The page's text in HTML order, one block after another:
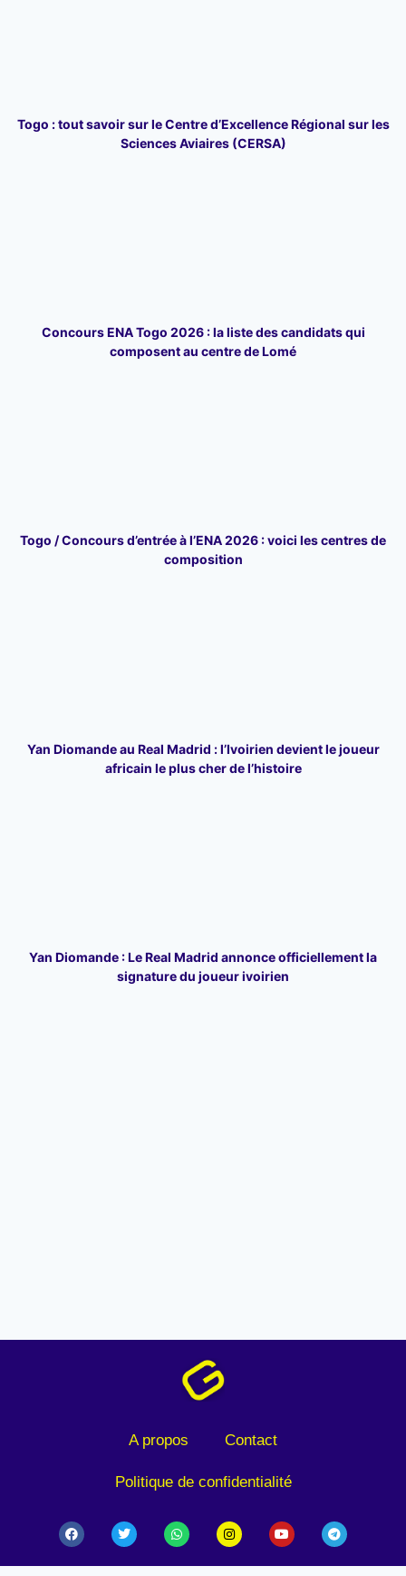
Togo : tout savoir sur le Centre d’Excellence Régional sur les
Sciences Aviaires (CERSA)
Concours ENA Togo 2026 : la liste des candidats qui
composent au centre de Lomé
Togo / Concours d’entrée à l’ENA 2026 : voici les centres de
composition
Yan Diomande au Real Madrid : l’Ivoirien devient le joueur
africain le plus cher de l’histoire
Yan Diomande : Le Real Madrid annonce officiellement la
signature du joueur ivoirien
A propos Contact
Politique de confidentialité